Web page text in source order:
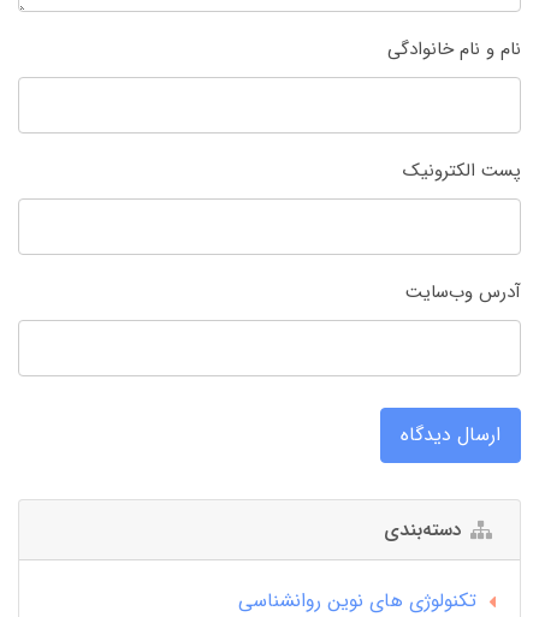
نام و نام خانوادگی
پست الکترونیک
آدرس وب‌سایت
ارسال دیدگاه
دسته‌بندی
تکنولوژی های نوین روانشناسی